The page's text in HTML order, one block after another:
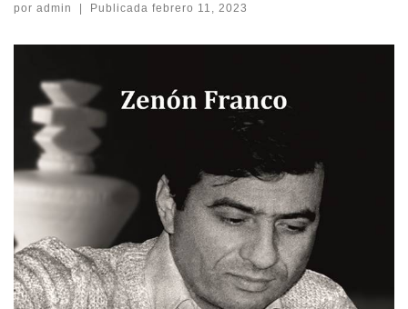
por admin | Publicada febrero 11, 2023